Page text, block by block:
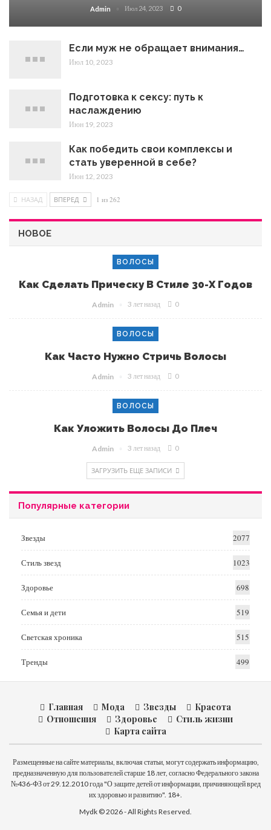
Admin Июл 24, 2023 0
Если муж не обращает внимания…
Июл 10, 2023
Подготовка к сексу: путь к
наслаждению
Июн 19, 2023
Как победить свои комплексы и
стать уверенной в себе?
Июн 12, 2023
НАЗАД ВПЕРЕД 1 из 262
НОВОЕ
ВОЛОСЫ
Как Сделать Прическу В Стиле 30-Х Годов
Admin 3 лет назад 0
ВОЛОСЫ
Как Часто Нужно Стричь Волосы
Admin 3 лет назад 0
ВОЛОСЫ
Как Уложить Волосы До Плеч
Admin 3 лет назад 0
ЗАГРУЗИТЬ ЕЩЕ ЗАПИСИ
Популярные категории
Звезды 2077
Стиль звезд 1023
Здоровье 698
Семья и дети 519
Светская хроника 515
Тренды 499
Главная Мода Звезды
Красота
Отношения
Здоровье
Стиль жизни
Карта сайта
Размещенные на сайте материалы, включая статьи, могут содержать информацию,
предназначенную для пользователей старше 18 лет, согласно Федерального закона
№436-ФЗ от 29.12.2010 года "О защите детей от информации, причиняющей вред
их здоровью и развитию". 18+.
Mydk © 2026 - All Rights Reserved.